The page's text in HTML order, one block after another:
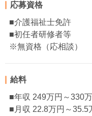
応募資格
■介護福祉士免許
■初任者研修者等
※無資格（応相談）
給料
■年収 249万円～330
■月収 22.8万円～35.5